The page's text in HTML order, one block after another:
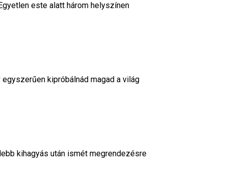
este alatt három helyszínen
kipróbálnád magad a világ
kihagyás után ismét megrendezésre